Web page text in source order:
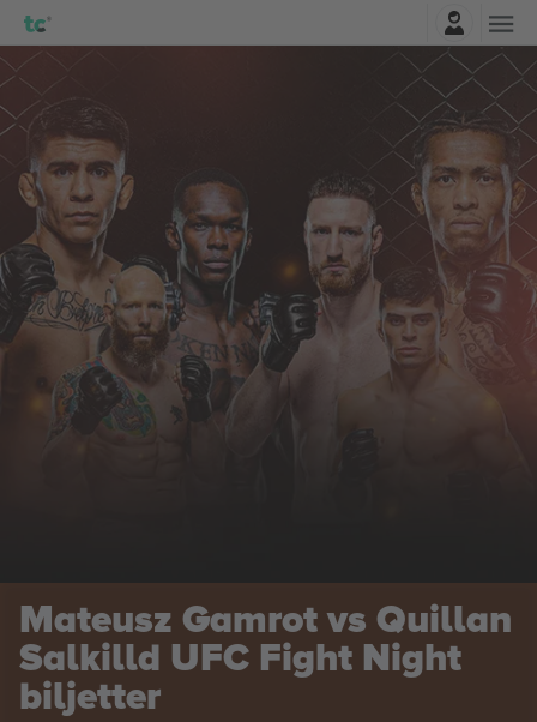
Mateusz Gamrot vs Quillan
Salkilld UFC Fight Night
biljetter